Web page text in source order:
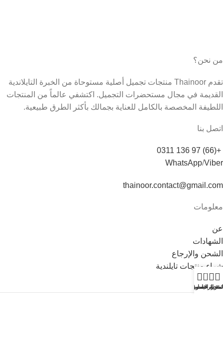
من نحن؟
تقدم Thainoor منتجات تجميل أصلية مستوحاة من الخبرة التايلاندية
القديمة في مجال مستحضرات التجميل. اكتشفي عالماً من المنتجات
اللطيفة المخصصة بالكامل للعناية بجمالك بأكثر الطرق طبيعية.
اتصل بنا
+(66) 97 136 0311
WhatsApp/Viber
thainoor.contact@gmail.com
معلومات
عن
الشهادات
الشحن والإرجاع
شراء منتجات تايلندية
الرغبات
0
عربة التسوق
حسابي